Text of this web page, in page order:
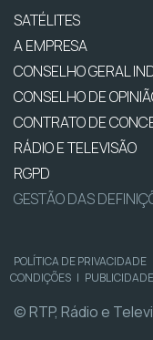
SATÉLITES
A EMPRESA
CONSELHO GERAL
CONSELHO DE
CONTRATO DE
RÁDIO E TELEVISÃO
RGPD
GESTÃO DAS
POLÍTICA DE PRIVACIDADE
CONDIÇÕES | PUBLICIDADE
© RTP, Rádio e